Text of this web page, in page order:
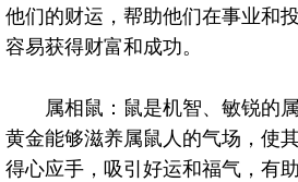
他们的财运，帮助他们在事业和
容易获得财富和成功。
属相鼠：鼠是机智、敏锐的属
黄金能够滋养属鼠人的气场，使
得心应手，吸引好运和福气，有